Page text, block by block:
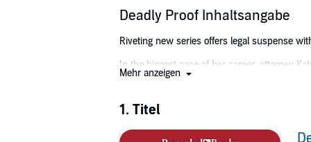
Deadly Proof Inhaltsangabe
Riveting new series offers legal suspense
In the biggest case of her career, attorney
newest drug. After a whistleblower dies,
Former Army Ranger turned private
Kate to look into the whistleblower's
falling for this passionate and earnest young
Mehr anzeigen
1. Titel